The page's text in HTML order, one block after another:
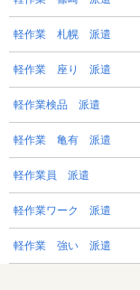
軽作業 札幌 派遣
軽作業 座り 派遣
軽作業検品 派遣
軽作業 亀有 派遣
軽作業員 派遣
軽作業ワーク 派遣
軽作業 強い 派遣